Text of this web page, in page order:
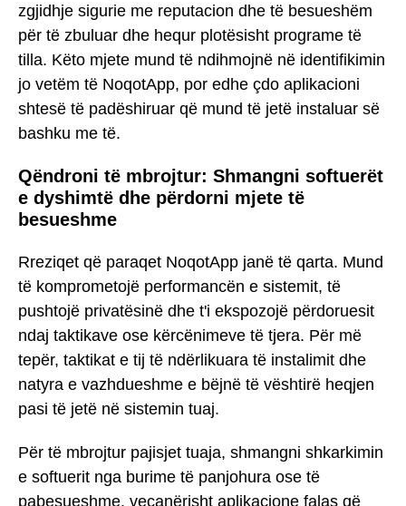
zgjidhje sigurie me reputacion dhe të besueshëm
për të zbuluar dhe hequr plotësisht programe të
tilla. Këto mjete mund të ndihmojnë në identifikimin
jo vetëm të NoqotApp, por edhe çdo aplikacioni
shtesë të padëshiruar që mund të jetë instaluar së
bashku me të.
Qëndroni të mbrojtur: Shmangni softuerët
e dyshimtë dhe përdorni mjete të
besueshme
Rreziqet që paraqet NoqotApp janë të qarta. Mund
të komprometojë performancën e sistemit, të
pushtojë privatësinë dhe t'i ekspozojë përdoruesit
ndaj taktikave ose kërcënimeve të tjera. Për më
tepër, taktikat e tij të ndërlikuara të instalimit dhe
natyra e vazhdueshme e bëjnë të vështirë heqjen
pasi të jetë në sistemin tuaj.
Për të mbrojtur pajisjet tuaja, shmangni shkarkimin
e softuerit nga burime të panjohura ose të
pabesueshme, veçanërisht aplikacione falas që